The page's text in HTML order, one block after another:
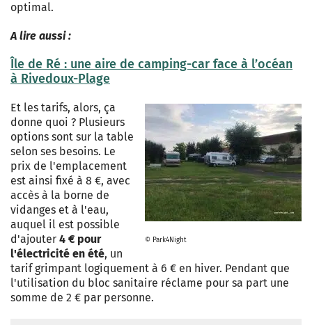
optimal.
A lire aussi :
Île de Ré : une aire de camping-car face à l’océan
à Rivedoux-Plage
© Park4Night
Et les tarifs, alors, ça
donne quoi ? Plusieurs
options sont sur la table
selon ses besoins. Le
prix de l'emplacement
est ainsi fixé à 8 €, avec
accès à la borne de
vidanges et à l'eau,
auquel il est possible
d'ajouter 4 € pour
l'électricité en été, un
tarif grimpant logiquement à 6 € en hiver. Pendant que
l'utilisation du bloc sanitaire réclame pour sa part une
somme de 2 € par personne.